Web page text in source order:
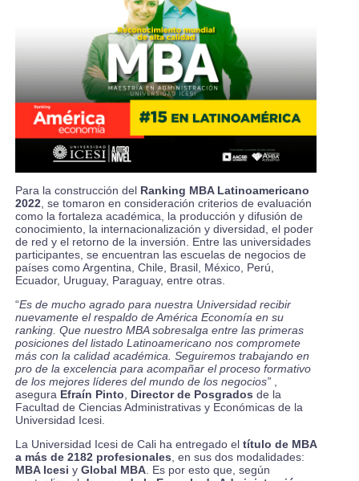
Para la construcción delRanking MBA Latinoamericano
2022, se tomaron en consideración criterios de evaluación
como la fortaleza académica, la producción y difusión de
conocimiento, la internacionalización y diversidad, el poder
de red y el retorno de la inversión. Entre las universidades
participantes, se encuentran las escuelas de negocios de
países como Argentina, Chile, Brasil, México, Perú,
Ecuador, Uruguay, Paraguay, entre otras.
“Es de mucho agrado para nuestra Universidad recibir
nuevamente el respaldo de América Economía en su
ranking. Que nuestro MBA sobresalga entre las primeras
posiciones del listado Latinoamericano nos compromete
más con la calidad académica. Seguiremos trabajando en
pro de la excelencia para acompañar el proceso formativo
de los mejores líderes del mundo de los negocios”,
asegura Efraín Pinto, Director de Posgrados de la
Facultad de Ciencias Administrativas y Económicas de la
Universidad Icesi.
La Universidad Icesi de Cali ha entregado el título de MBA
a más de 2182 profesionales, en sus dos modalidades:
MBA Icesi y Global MBA. Es por esto que, según